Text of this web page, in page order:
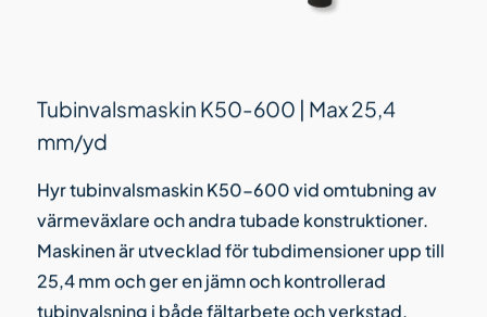
Tubinvalsmaskin K50-600 | Max 25,4
mm/yd
Hyr tubinvalsmaskin K50-600 vid omtubning av
värmeväxlare och andra tubade konstruktioner.
Maskinen är utvecklad för tubdimensioner upp till
25,4 mm och ger en jämn och kontrollerad
tubinvalsning i både fältarbete och verkstad.